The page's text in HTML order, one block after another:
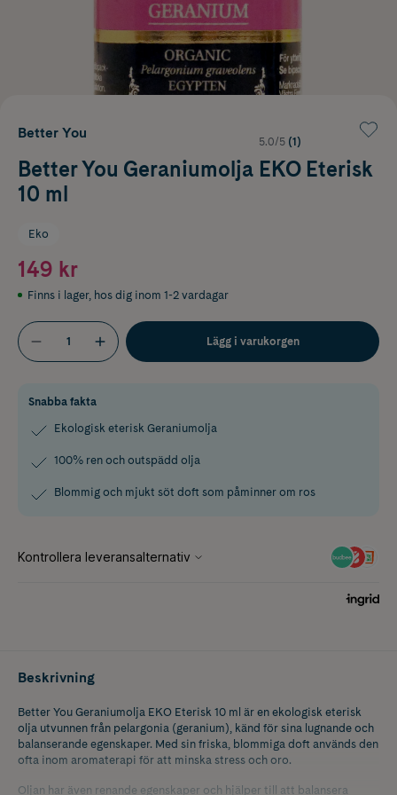
Better You
5.0/5 (1)
Better You Geraniumolja EKO Eterisk
10 ml
Eko
149 kr
Finns i lager, hos dig inom 1-2 vardagar
Lägg i varukorgen
Snabba fakta
Ekologisk eterisk Geraniumolja
100% ren och outspädd olja
Blommig och mjukt söt doft som påminner om ros
Beskrivning
Better You Geraniumolja EKO Eterisk 10 ml är en ekologisk eterisk
olja utvunnen från pelargonia (geranium), känd för sina lugnande och
balanserande egenskaper. Med sin friska, blommiga doft används den
ofta inom aromaterapi för att minska stress och oro.
Oljan har även renande egenskaper och hjälper till att balansera